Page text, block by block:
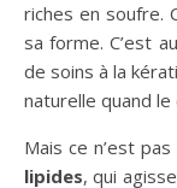
riches en soufre.
sa forme. C’est
de soins à la
naturelle quand
Mais ce n’est
lipides, qui